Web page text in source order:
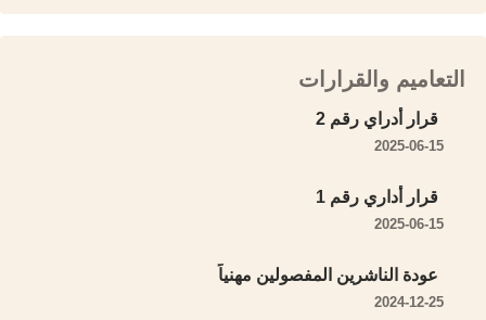
التعاميم والقرارات
قرار أدراي رقم 2
2025-06-15
قرار أداري رقم 1
2025-06-15
عودة الناشرين المفصولين مهنياً
2024-12-25